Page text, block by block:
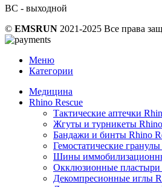
ВС - выходной
© EMSRUN 2021-2025 Все права
Меню
Категории
Медицина
Rhino Rescue
Тактические аптечки
Жгуты и турникеты Rhino
Бандажи и бинты Rhino
Гемостатические
Шины
Окклюзионные пластыри
Декомпресионные иглы